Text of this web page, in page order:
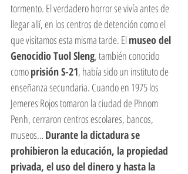
tormento. El verdadero horror se vivía antes de
llegar allí, en los centros de detención como el
que visitamos esta misma tarde. El museo del
Genocidio Tuol Sleng, también conocido
como prisión S-21, había sido un instituto de
enseñanza secundaria. Cuando en 1975 los
Jemeres Rojos tomaron la ciudad de Phnom
Penh, cerraron centros escolares, bancos,
museos… Durante la dictadura se
prohibieron la educación, la propiedad
privada, el uso del dinero y hasta la